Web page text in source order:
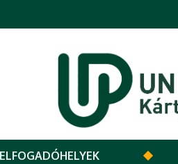
ELFOGADÓHELYEK